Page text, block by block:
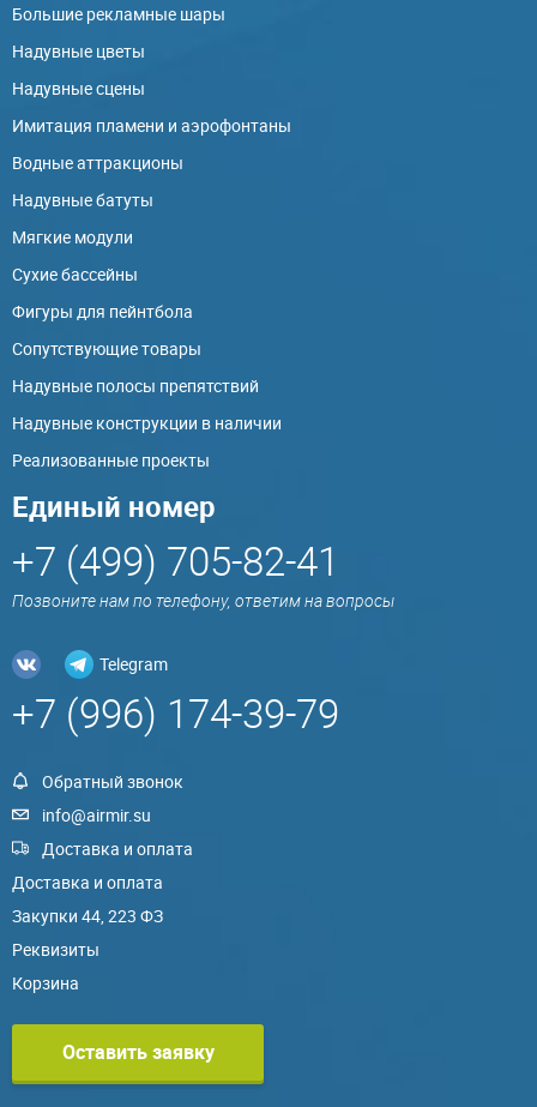
Большие рекламные шары
Надувные цветы
Надувные сцены
Имитация пламени и аэрофонтаны
Водные аттракционы
Надувные батуты
Мягкие модули
Сухие бассейны
Фигуры для пейнтбола
Сопутствующие товары
Надувные полосы препятствий
Надувные конструкции в наличии
Реализованные проекты
Единый номер
+7 (499) 705-82-41
Позвоните нам по телефону, ответим на вопросы
Telegram
+7 (996) 174-39-79
Обратный звонок
info@airmir.su
Доставка и оплата
Доставка и оплата
Закупки 44, 223 ФЗ
Реквизиты
Корзина
Оставить заявку